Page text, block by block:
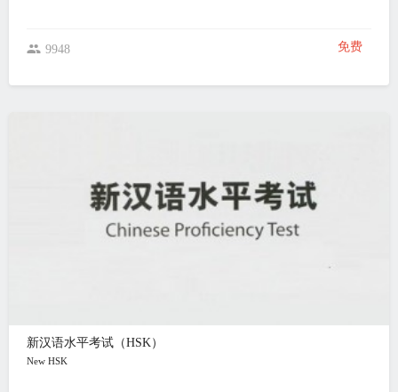
9948 免费
新汉语水平考试（HSK）
New HSK